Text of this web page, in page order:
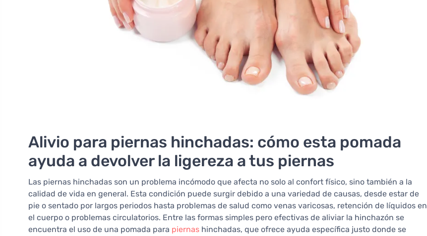
Alivio para piernas hinchadas: cómo esta pomada
ayuda a devolver la ligereza a tus piernas
Las piernas hinchadas son un problema incómodo que afecta no solo al confort físico, sino también a la
calidad de vida en general. Esta condición puede surgir debido a una variedad de causas, desde estar de
pie o sentado por largos periodos hasta problemas de salud como venas varicosas, retención de líquidos en
el cuerpo o problemas circulatorios. Entre las formas simples pero efectivas de aliviar la hinchazón se
encuentra el uso de una pomada para piernas hinchadas, que ofrece ayuda específica justo donde se